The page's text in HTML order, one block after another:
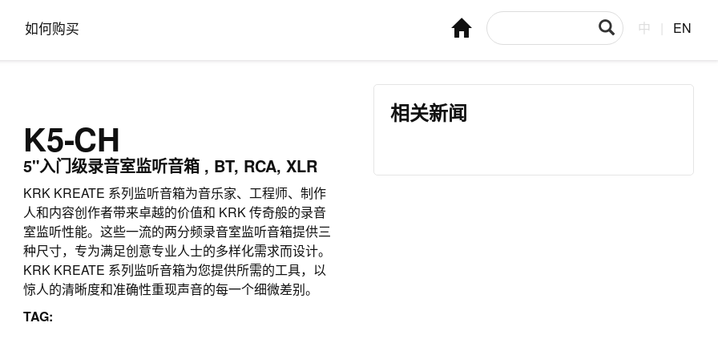
如何购买 中 EN
K5-CH
5"入门级录音室监听音箱 , BT, RCA, XLR
KRK KREATE 系列监听音箱为音乐家、工程师、制作
人和内容创作者带来卓越的价值和 KRK 传奇般的录音
室监听性能。这些一流的两分频录音室监听音箱提供三
种尺寸，专为满足创意专业人士的多样化需求而设计。
KRK KREATE 系列监听音箱为您提供所需的工具，以
惊人的清晰度和准确性重现声音的每一个细微差别。
TAG:
相关新闻